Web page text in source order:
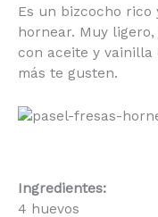
Es un bizcocho
hornear. Muy
con aceite y
que más te gusten.
Ingredientes:
4 huevos